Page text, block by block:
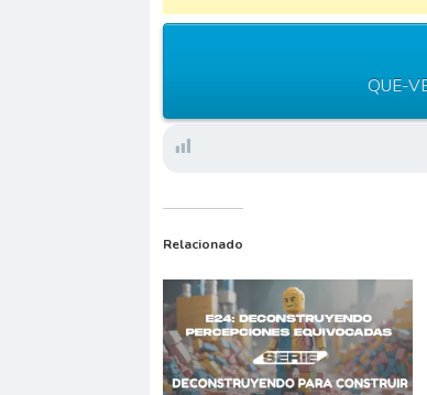
QUE-
Relacionado